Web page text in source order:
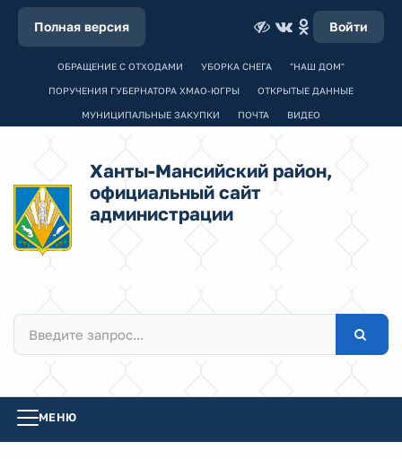
Полная версия Войти
ОБРАЩЕНИЕ С ОТХОДАМИ УБОРКА СНЕГА "НАШ ДОМ"
ПОРУЧЕНИЯ ГУБЕРНАТОРА ХМАО-ЮГРЫ ОТКРЫТЫЕ ДАННЫЕ
МУНИЦИПАЛЬНЫЕ ЗАКУПКИ ПОЧТА ВИДЕО
Ханты-Мансийский район,
официальный сайт
администрации
МЕНЮ